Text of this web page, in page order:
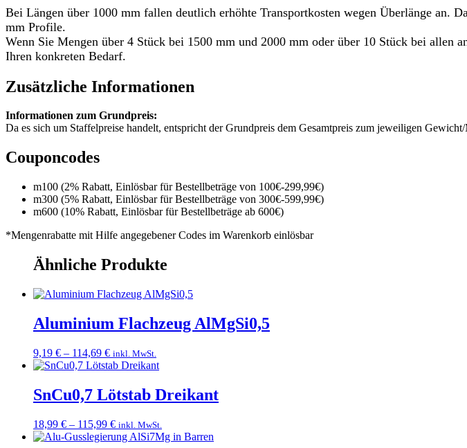
Bei Längen über 1000 mm fallen deutlich erhöhte Transportkosten wegen Überlänge an.
mm Profile.
Wenn Sie Mengen über 4 Stück bei 1500 mm und 2000 mm oder über 10 Stück bei allen
Ihren konkreten Bedarf.
Zusätzliche Informationen
Informationen zum Grundpreis:
Da es sich um Staffelpreise handelt, entspricht der Grundpreis dem Gesamtpreis zum jeweiligen
Couponcodes
m100 (2% Rabatt, Einlösbar für Bestellbeträge von 100€-299,99€)
m300 (5% Rabatt, Einlösbar für Bestellbeträge von 300€-599,99€)
m600 (10% Rabatt, Einlösbar für Bestellbeträge ab 600€)
*Mengenrabatte mit Hilfe angegebener Codes im Warenkorb einlösbar
Ähnliche Produkte
Aluminium Flachzeug AlMgSi0,5
9,19 € – 114,69 €Preisspanne:
9,19 €
114,69 €
inkl. MwSt.
SnCu0,7 Lötstab Dreikant
18,99 € – 115,99 €Preisspanne:
18,99 €
inkl. MwSt.